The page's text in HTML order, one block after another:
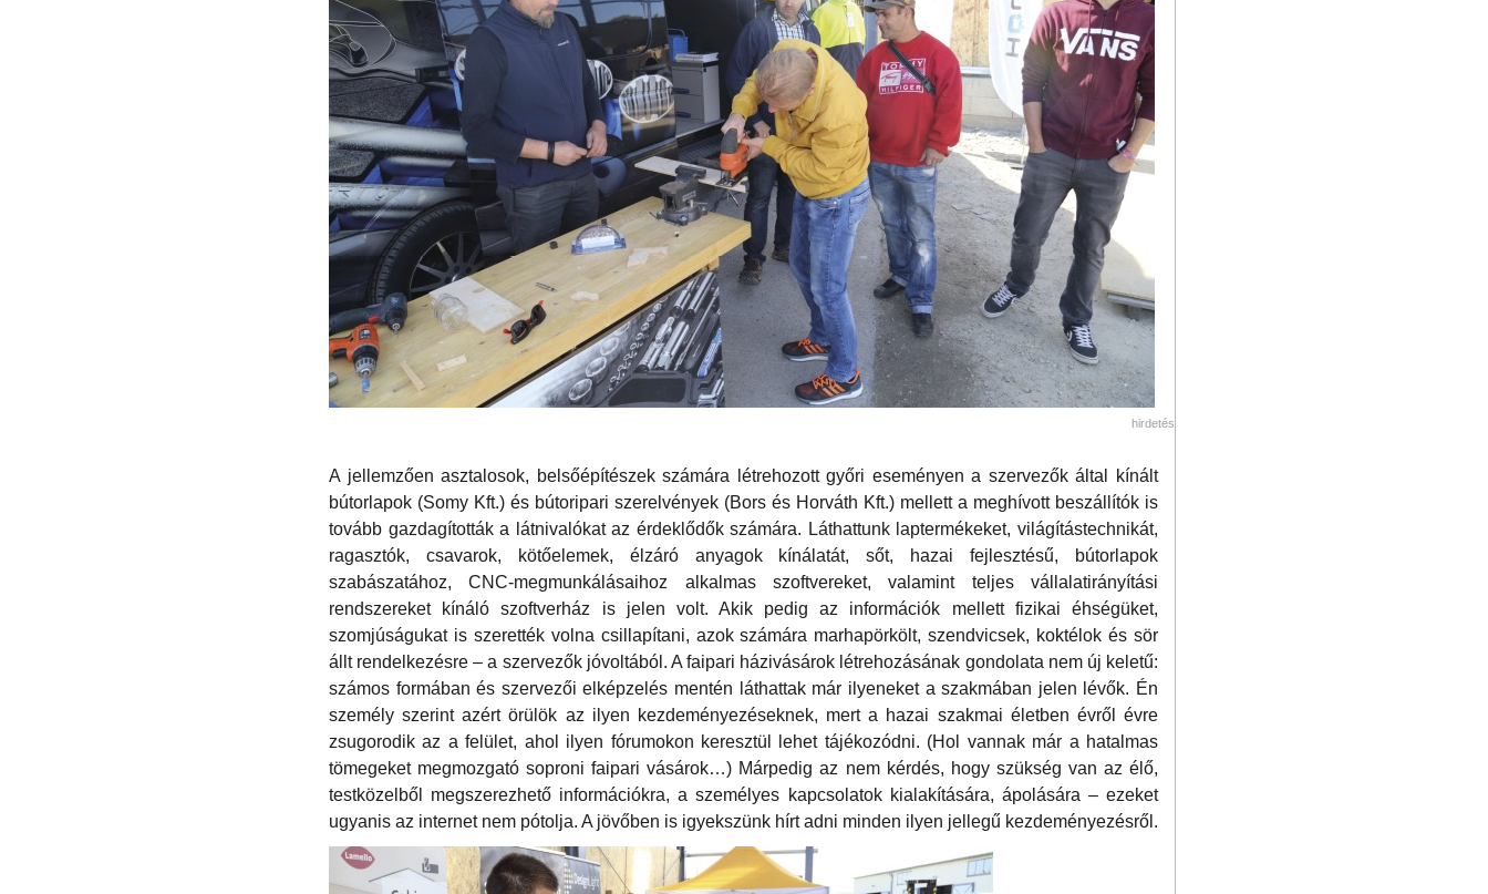
hirdetés
A jellemzően asztalosok, belsőépítészek számára létrehozott győri eseményen a szervezők által kínált
bútorlapok (Somy Kft.) és bútoripari szerelvények (Bors és Horváth Kft.) mellett a meghívott beszállítók is
tovább gazdagították a látnivalókat az érdeklődők számára. Láthattunk laptermékeket, világítástechnikát,
ragasztók, csavarok, kötőelemek, élzáró anyagok kínálatát, sőt, hazai fejlesztésű, bútorlapok
szabászatához, CNC-megmunkálásaihoz alkalmas szoftvereket, valamint teljes vállalatirányítási
rendszereket kínáló szoftverház is jelen volt. Akik pedig az információk mellett fizikai éhségüket,
szomjúságukat is szerették volna csillapítani, azok számára marhapörkölt, szendvicsek, koktélok és sör
állt rendelkezésre – a szervezők jóvoltából. A faipari házivásárok létrehozásának gondolata nem új keletű:
számos formában és szervezői elképzelés mentén láthattak már ilyeneket a szakmában jelen lévők. Én
személy szerint azért örülök az ilyen kezdeményezéseknek, mert a hazai szakmai életben évről évre
zsugorodik az a felület, ahol ilyen fórumokon keresztül lehet tájékozódni. (Hol vannak már a hatalmas
tömegeket megmozgató soproni faipari vásárok…) Márpedig az nem kérdés, hogy szükség van az élő,
testközelből megszerezhető információkra, a személyes kapcsolatok kialakítására, ápolására – ezeket
ugyanis az internet nem pótolja. A jövőben is igyekszünk hírt adni minden ilyen jellegű kezdeményezésről.